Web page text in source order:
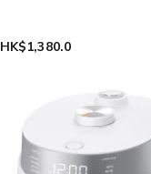
HK$1,380.0